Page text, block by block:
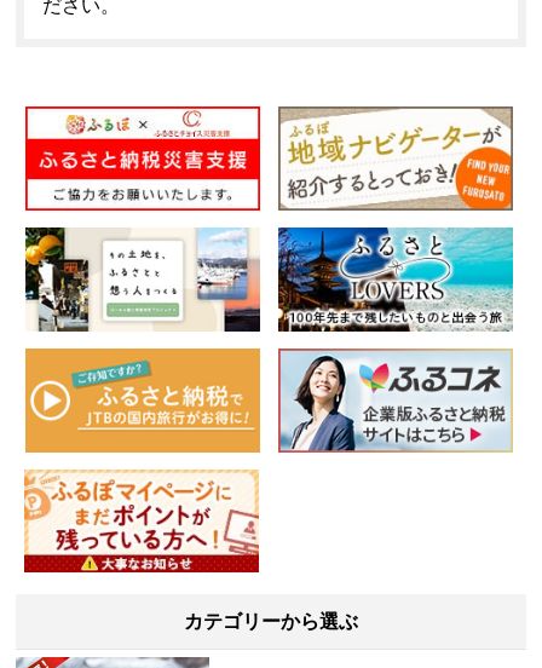
ださい。
カテゴリーから選ぶ